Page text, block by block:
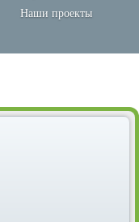
Наши проекты
изделий
ЛП-П4-600/400алюмин.